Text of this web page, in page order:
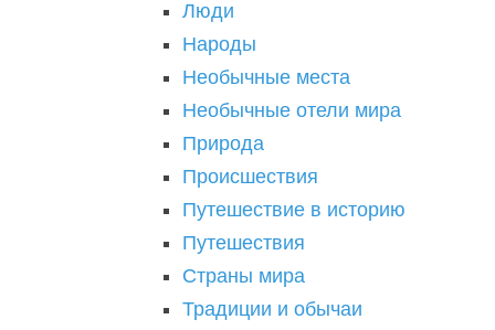
Люди
Народы
Необычные места
Необычные отели мира
Природа
Происшествия
Путешествие в историю
Путешествия
Страны мира
Традиции и обычаи